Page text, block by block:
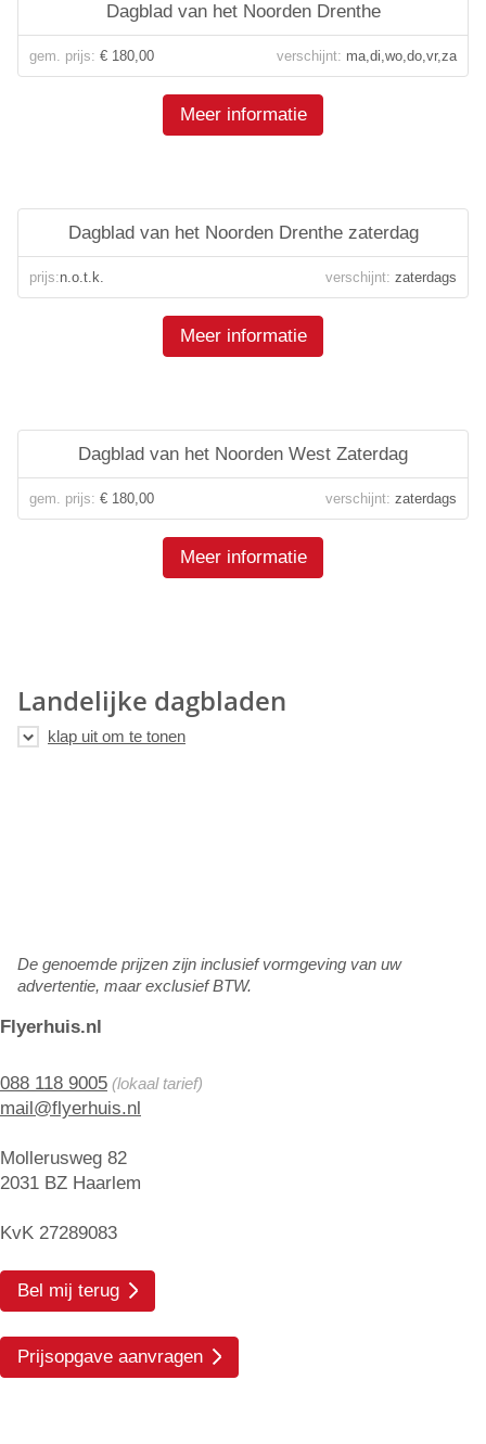
Flyerhuis.nl
088 118 9005 (lokaal tarief)
mail@flyerhuis.nl
Mollerusweg 82
2031 BZ Haarlem
KvK 27289083
Bel mij terug
Prijsopgave aanvragen
Dagblad van het Noorden Drenthe
gem. prijs: € 180,00 verschijnt: ma,di,wo,do,vr,za
Meer informatie
Dagblad van het Noorden Drenthe zaterdag
prijs:n.o.t.k. verschijnt: zaterdags
Meer informatie
Dagblad van het Noorden West Zaterdag
gem. prijs: € 180,00 verschijnt: zaterdags
Meer informatie
Landelijke dagbladen
De genoemde prijzen zijn inclusief vormgeving van uw
advertentie, maar exclusief BTW.